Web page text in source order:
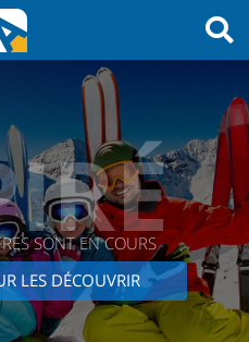
SONT EN COURS
LES DÉCOUVRIR